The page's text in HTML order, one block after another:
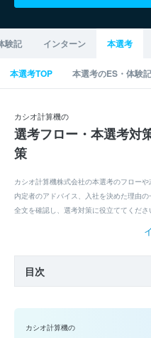
験記 インターン 本選考
本選考TOP 本選考のES・体験記
カシオ計算機の
選考フロー・本選考対
策
カシオ計算機株式会社の本選考のフロー
内定者のアドバイス、入社を決めた理由
全文を確認し、選考対策に役立ててくださ
目次
カシオ計算機の